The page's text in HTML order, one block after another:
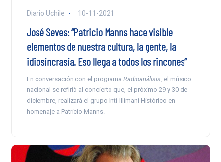
Diario Uchile 10-11-2021
José Seves: “Patricio Manns hace visible
elementos de nuestra cultura, la gente, la
idiosincrasia. Eso llega a todos los rincones”
En conversación con el programa Radioanálisis, el músico
nacional se refirió al concierto que, el próximo 29 y 30 de
diciembre, realizará el grupo Inti-Illimani Histórico en
homenaje a Patricio Manns.